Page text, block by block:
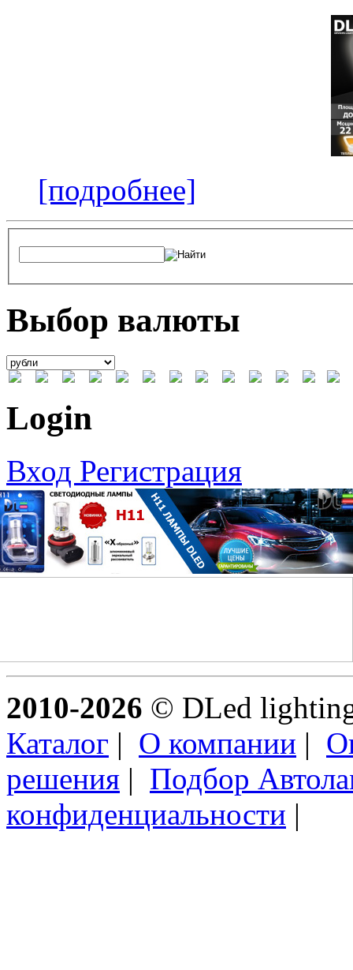
[подробнее]
Выбор валюты
Login
Вход Регистрация
2010-2026 © DLed
Каталог | О компании |
решения | Подбор
конфиденциальности |